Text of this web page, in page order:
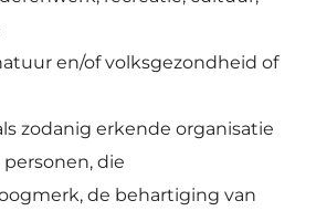
en/of volksgezondheid of
zodanig erkende organisatie
die
de behartiging van